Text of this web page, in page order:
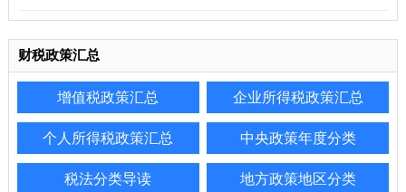
财税政策汇总
增值税政策汇总 企业所得税政策汇总
个人所得税政策汇总 中央政策年度分类
税法分类导读 地方政策地区分类